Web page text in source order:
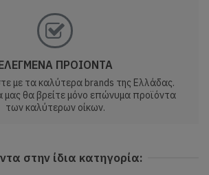
ΠΡΟΙΟΝΤΑ
με τα καλύτερα brands της Ελλάδας.
μας θα βρείτε μόνο επώνυμα προϊόντα
των καλύτερων οίκων.
στην ίδια κατηγορία: